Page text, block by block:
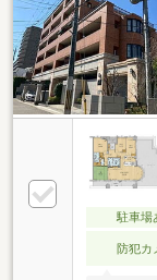
ョンフロ
土間）■
フター
駐車場
防犯カ